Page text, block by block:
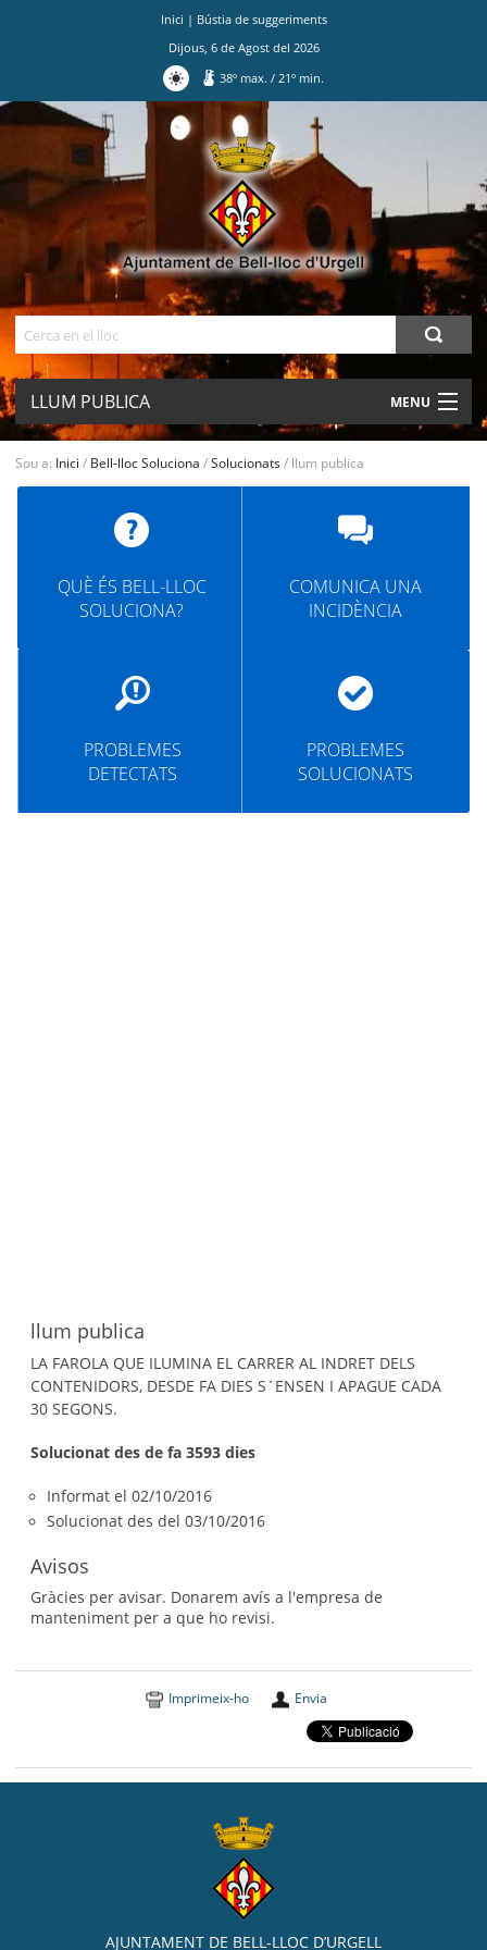
Inici | Bústia de suggeriments
Dijous, 6de Agostdel 2026
38º max./ 21º min.
LLUM PUBLICA MENU
SEU ELECTRÒNICA
BELL-LLOC SOLUCIONA
Sou a: Inici / Bell-lloc Soluciona /Solucionats/ llum publica
QUÈ ÉS BELL-LLOC
SOLUCIONA?
COMUNICA UNA
INCIDÈNCIA
PROBLEMES
DETECTATS
PROBLEMES
SOLUCIONATS
llum publica
LA FAROLA QUE ILUMINA EL CARRER AL INDRET DELS
CONTENIDORS, DESDE FA DIES S´ENSEN I APAGUE CADA
30 SEGONS.
Solucionat des de fa 3593 dies
Informat el 02/10/2016
Solucionat des del 03/10/2016
Avisos
Gràcies per avisar. Donarem avís a l'empresa de
manteniment per a que ho revisi.
Imprimeix-ho Envia
AJUNTAMENT DE BELL-LLOC D’URGELL